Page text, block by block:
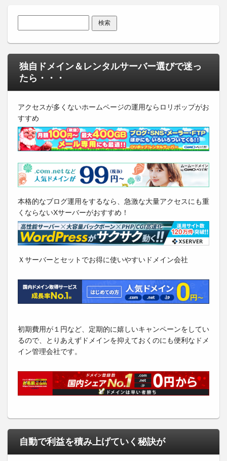
独自ドメイン＆レンタルサーバー選びで迷っ
たら・・・
アクセスが多くないホームページの運用ならロリポップがお
すすめ
本格的なブログ運用をするなら、急激な大量アクセスにも重
くならないXサーバーがおすすめ！
Ｘサーバーとセットでお得に使いやすいドメイン会社
初期費用が１円など、定期的に嬉しいキャンペーンをしてい
るので、とりあえずドメインを抑えておくのにも便利なドメ
イン管理会社です。
自動で利益を積み上げていく秘訣が